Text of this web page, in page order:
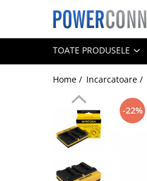
Toate Produsele
Sisteme filtrare apa
Sisteme filtrare apa
Aparate foto
Telefoane mobile
TOATE PRODUSELE
Home / Incarcatoare /
-22%